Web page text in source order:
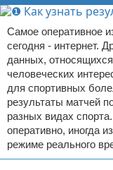
Самое оперативное
сегодня - интернет.
данных,
человеческих
для спортивных
результаты матчей
разных видах
оперативно, иногда
режиме реального